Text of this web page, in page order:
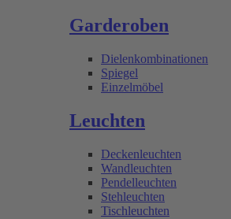
Garderoben
Dielenkombinationen
Spiegel
Einzelmöbel
Leuchten
Deckenleuchten
Wandleuchten
Pendelleuchten
Stehleuchten
Tischleuchten